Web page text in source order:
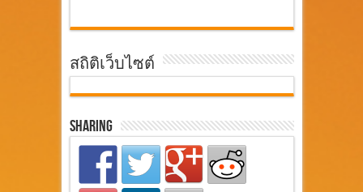
สถิติเว็บไซต์
Sharing